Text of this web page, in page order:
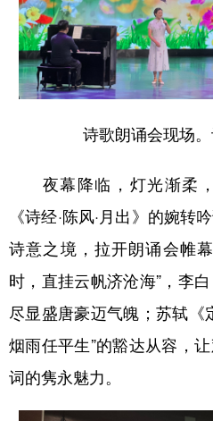
诗歌朗诵会现场
夜幕降临，灯光渐柔
《诗经·陈风·月出》的婉
诗意之境，拉开朗诵会帷
时，直挂云帆济沧海”，李
尽显盛唐豪迈气魄；苏轼《
烟雨任平生”的豁达从容，
词的隽永魅力。